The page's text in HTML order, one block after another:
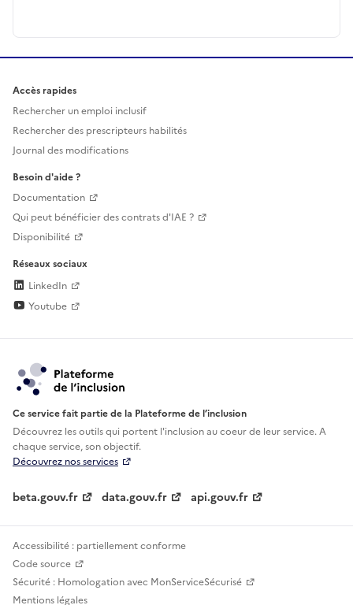
Accès rapides
Rechercher un emploi inclusif
Rechercher des prescripteurs habilités
Journal des modifications
Besoin d'aide ?
Documentation
Qui peut bénéficier des contrats d'IAE ?
Disponibilité
Réseaux sociaux
LinkedIn
Youtube
Ce service fait partie de la Plateforme de l’inclusion
Découvrez les outils qui portent l'inclusion aucoeur de leur service. A
chaque service, son objectif.
Découvrez nos services
beta.gouv.fr data.gouv.fr api.gouv.fr
Accessibilité : partiellement conforme
Code source
Sécurité : Homologation avec MonServiceSécurisé
Mentions légales